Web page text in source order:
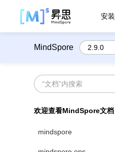
安装
MindSpore
欢迎查看MindSpore文档
mindspore